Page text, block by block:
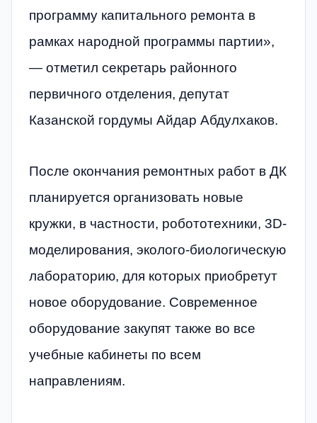
программу капитального ремонта в
рамках народной программы партии»,
— отметил секретарь районного
первичного отделения, депутат
Казанской гордумы Айдар Абдулхаков.
После окончания ремонтных работ в ДК
планируется организовать новые
кружки, в частности, робототехники, 3D-
моделирования, эколого-биологическую
лабораторию, для которых приобретут
новое оборудование. Современное
оборудование закупят также во все
учебные кабинеты по всем
направлениям.